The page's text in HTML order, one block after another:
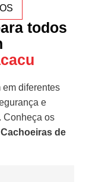
todos
em diferentes
e
Conheça os
Cachoeiras de